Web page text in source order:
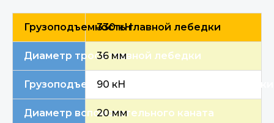
Грузоподъемность главной лебедки
330 кН
Диаметр троса главной лебедки
36 мм
Грузоподъемность вспомогательной лебедки
90 кН
Диаметр вспомогательного каната
20 мм